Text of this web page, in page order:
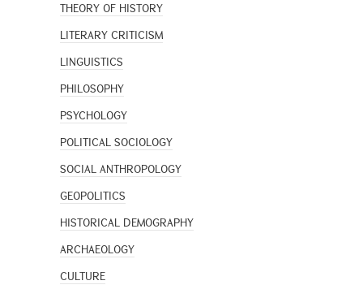
THEORY OF HISTORY
LITERARY CRITICISM
LINGUISTICS
PHILOSOPHY
PSYCHOLOGY
POLITICAL SOCIOLOGY
SOCIAL ANTHROPOLOGY
GEOPOLITICS
HISTORICAL DEMOGRAPHY
ARCHAEOLOGY
CULTURE